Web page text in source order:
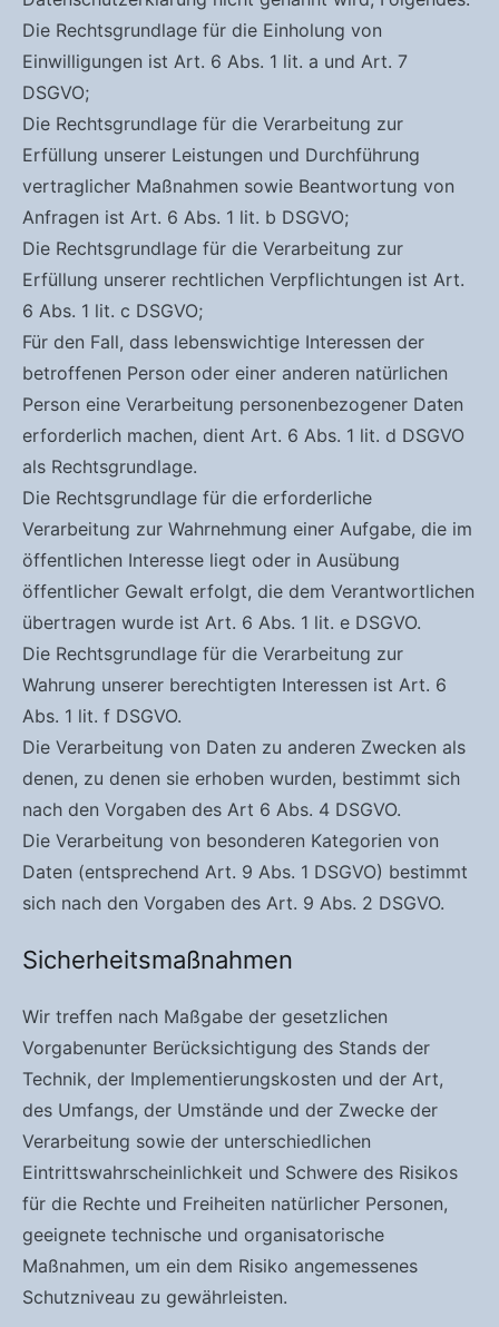
Die Rechtsgrundlage für die Einholung von
Einwilligungen ist Art. 6 Abs. 1 lit. a und Art. 7
DSGVO;
Die Rechtsgrundlage für die Verarbeitung zur
Erfüllung unserer Leistungen und Durchführung
vertraglicher Maßnahmen sowie Beantwortung von
Anfragen ist Art. 6 Abs. 1 lit. b DSGVO;
Die Rechtsgrundlage für die Verarbeitung zur
Erfüllung unserer rechtlichen Verpflichtungen ist Art.
6 Abs. 1 lit. c DSGVO;
Für den Fall, dass lebenswichtige Interessen der
betroffenen Person oder einer anderen natürlichen
Person eine Verarbeitung personenbezogener Daten
erforderlich machen, dient Art. 6 Abs. 1 lit. d DSGVO
als Rechtsgrundlage.
Die Rechtsgrundlage für die erforderliche
Verarbeitung zur Wahrnehmung einer Aufgabe, die im
öffentlichen Interesse liegt oder in Ausübung
öffentlicher Gewalt erfolgt, die dem Verantwortlichen
übertragen wurde ist Art. 6 Abs. 1 lit. e DSGVO.
Die Rechtsgrundlage für die Verarbeitung zur
Wahrung unserer berechtigten Interessen ist Art. 6
Abs. 1 lit. f DSGVO.
Die Verarbeitung von Daten zu anderen Zwecken als
denen, zu denen sie erhoben wurden, bestimmt sich
nach den Vorgaben des Art 6 Abs. 4 DSGVO.
Die Verarbeitung von besonderen Kategorien von
Daten (entsprechend Art. 9 Abs. 1 DSGVO) bestimmt
sich nach den Vorgaben des Art. 9 Abs. 2 DSGVO.
Sicherheitsmaßnahmen
Wir treffen nach Maßgabe der gesetzlichen
Vorgabenunter Berücksichtigung des Stands der
Technik, der Implementierungskosten und der Art,
des Umfangs, der Umstände und der Zwecke der
Verarbeitung sowie der unterschiedlichen
Eintrittswahrscheinlichkeit und Schwere des Risikos
für die Rechte und Freiheiten natürlicher Personen,
geeignete technische und organisatorische
Maßnahmen, um ein dem Risiko angemessenes
Schutzniveau zu gewährleisten.